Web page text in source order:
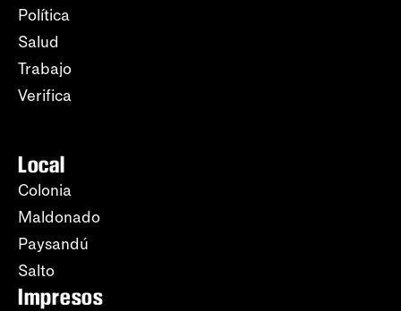
Política
Salud
Trabajo
Verifica
Local
Colonia
Maldonado
Paysandú
Salto
Impresos